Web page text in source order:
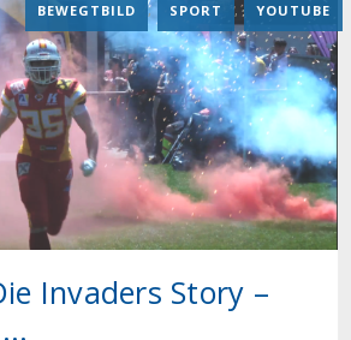
Invaders Story –
BEWEGTBILD , SPORT , YOUTUBE